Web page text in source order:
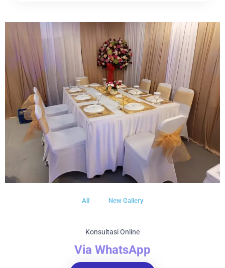
All New Gallery
Konsultasi Online
Via WhatsApp